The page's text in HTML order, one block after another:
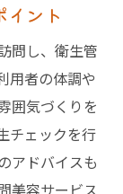
イント
問し、衛生管
用者の体調や
囲気づくりを
チェックを行
アドバイスも
美容サービス